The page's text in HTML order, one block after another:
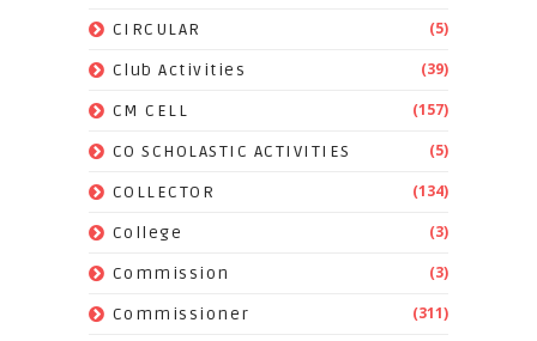
CIRCULAR (5)
Club Activities (39)
CM CELL (157)
CO SCHOLASTIC ACTIVITIES (5)
COLLECTOR (134)
College (3)
Commission (3)
Commissioner (311)